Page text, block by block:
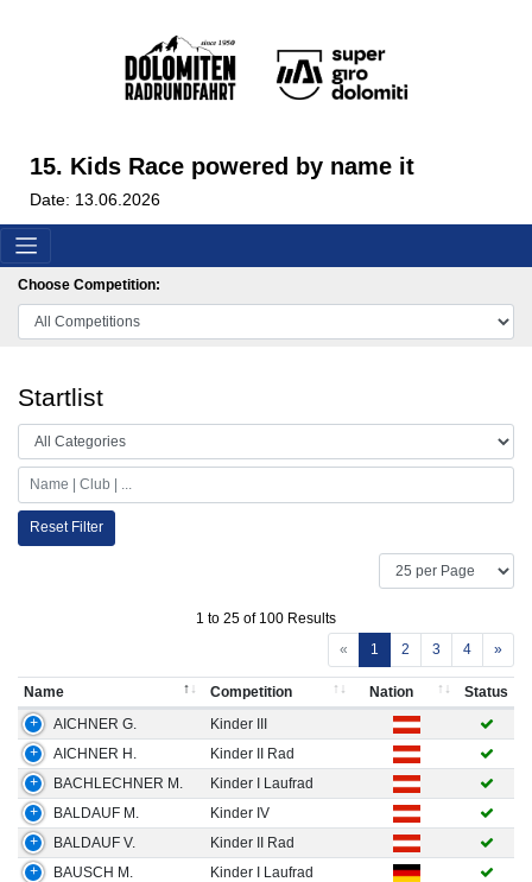
15. Kids Race powered by name it
Date: 13.06.2026
Choose Competition:
Startlist
Reset Filter
1 to 25 of 100 Results
«
1 2 3 4 »
Name Competition Nation
Status
AICHNER G.
Kinder III
AICHNER H.
Kinder II Rad
BACHLECHNER M.
Kinder I Laufrad
BALDAUF M.
Kinder IV
BALDAUF V.
Kinder II Rad
BAUSCH M.
Kinder I Laufrad